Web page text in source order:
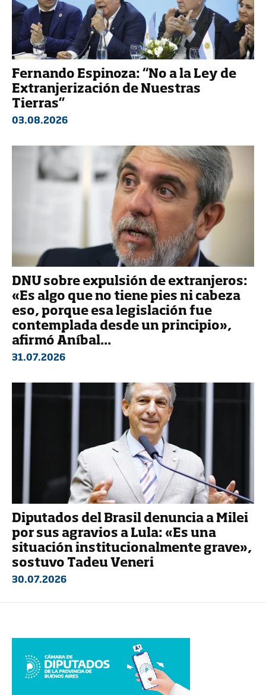
Fernando Espinoza: “No a la Ley de
Extranjerización de Nuestras
Tierras”
03.08.2026
DNU sobre expulsión de extranjeros:
«Es algo que no tiene pies ni cabeza
eso, porque esa legislación fue
contemplada desde un principio»,
afirmó Aníbal...
31.07.2026
Diputados del Brasil denuncia a Milei
por sus agravios a Lula: «Es una
situación institucionalmente grave»,
sostuvo Tadeu Veneri
30.07.2026